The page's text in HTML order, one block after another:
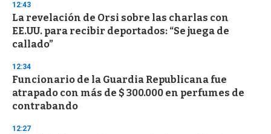
d
s
o
f
3
s
e
c
o
n
12:43
La revelación de Orsi sobre las charlas con
EE.UU. para recibir deportados: “Se juega de
callado”
12:34
Funcionario de la Guardia Republicana fue
atrapado con más de $ 300.000 en perfumes de
contrabando
12:27